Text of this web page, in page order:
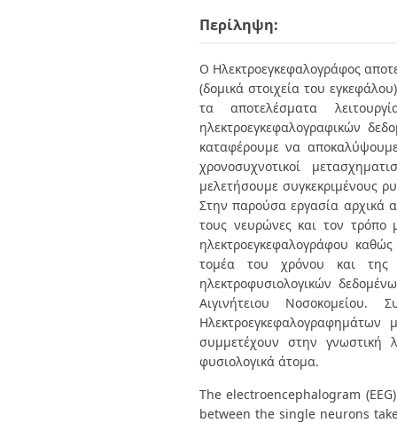
Περίληψη:
Ο Hλεκτροεγκεφαλογράφος
(δομικά στοιχεία του
τα αποτελέσματα
ηλεκτροεγκεφαλογραφικών
καταφέρουμε να
χρονοσυχνοτικοί
μελετήσουμε συγκεκριμένους
Στην παρούσα εργασία αρχικά
τους νευρώνες και τον τρόπο
ηλεκτροεγκεφαλογράφου
τομέα του χρόνου και της
ηλεκτροφυσιολογικών
Αιγινήτειου Νοσοκομείου.
συμμετέχουν στην γνωστική
φυσιολογικά άτομα.
The electroencephalogram
between the single neurons